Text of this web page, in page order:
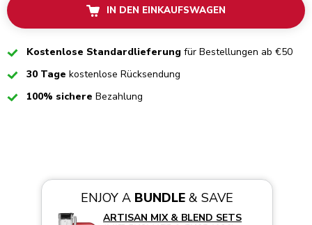
IN DEN EINKAUFSWAGEN
CheckedKostenlose Standardlieferung für Bestellungen ab €50
Checked30 Tage kostenlose Rücksendung
Checked100% sichere Bezahlung
ENJOY A BUNDLE& SAVE
ARTISAN MIX & BLEND SETS